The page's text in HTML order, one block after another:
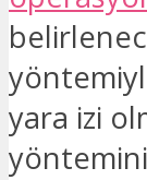
yara izi